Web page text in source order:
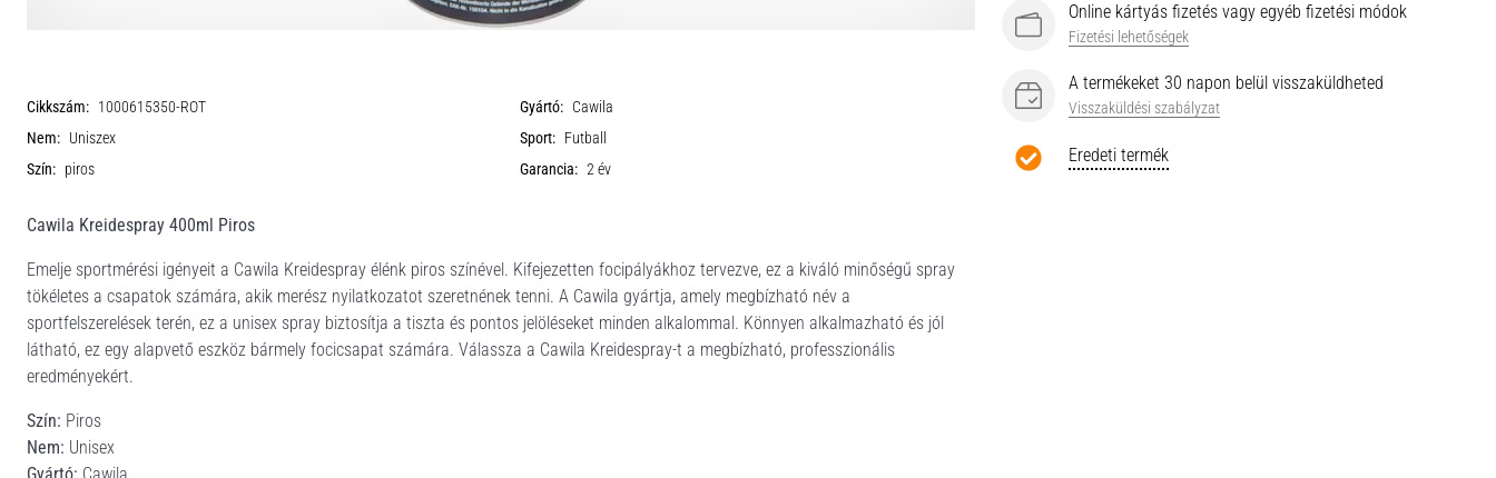
Online kártyás fizetés vagy egyéb fizetési módok
Fizetési lehetőségek
A termékeket 30 napon belül visszaküldheted
Visszaküldési szabályzat
Eredeti termék
Cikkszám: 1000615350-ROT Gyártó: Cawila
Nem: Uniszex Sport: Futball
Szín: piros Garancia: 2 év
Cawila Kreidespray 400ml Piros
Emelje sportmérési igényeit a Cawila Kreidespray élénk piros színével. Kifejezetten focipályákhoz tervezve, ez a kiváló minőségű spray
tökéletes a csapatok számára, akik merész nyilatkozatot szeretnének tenni. A Cawila gyártja, amely megbízható név a
sportfelszerelések terén, ez a unisex spray biztosítja a tiszta és pontos jelöléseket minden alkalommal. Könnyen alkalmazható és jól
látható, ez egy alapvető eszköz bármely focicsapat számára. Válassza a Cawila Kreidespray-t a megbízható, professzionális
eredményekért.
Szín: Piros
Nem: Unisex